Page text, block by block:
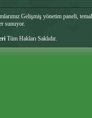
Gelişmiş yönetim paneli,
sunuyor.
Tüm Hakları Saklıdır.